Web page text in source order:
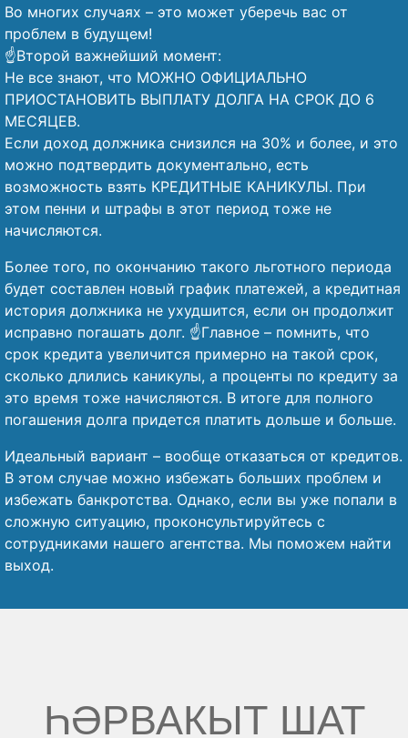
Во многих случаях – это может уберечь вас от
проблем в будущем!
☝️Второй важнейший момент:
Не все знают, что МОЖНО ОФИЦИАЛЬНО
ПРИОСТАНОВИТЬ ВЫПЛАТУ ДОЛГА НА СРОК ДО 6
МЕСЯЦЕВ.
Если доход должника снизился на 30% и более, и это
можно подтвердить документально, есть
возможность взять КРЕДИТНЫЕ КАНИКУЛЫ. При
этом пенни и штрафы в этот период тоже не
начисляются.
Более того, по окончанию такого льготного периода
будет составлен новый график платежей, а кредитная
история должника не ухудшится, если он продолжит
исправно погашать долг. ☝️Главное – помнить, что
срок кредита увеличится примерно на такой срок,
сколько длились каникулы, а проценты по кредиту за
это время тоже начисляются. В итоге для полного
погашения долга придется платить дольше и больше.
Идеальный вариант – вообще отказаться от кредитов.
В этом случае можно избежать больших проблем и
избежать банкротства. Однако, если вы уже попали в
сложную ситуацию, проконсультируйтесь с
сотрудниками нашего агентства. Мы поможем найти
выход.
ҺӘРВАКЫТ ШАТ